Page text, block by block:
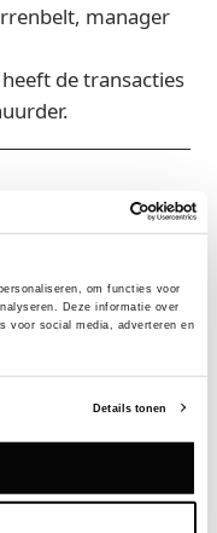
om functies voor
Deze informatie over
voor social media, adverteren en
Details tonen
manager
de transacties
licentiehouders van